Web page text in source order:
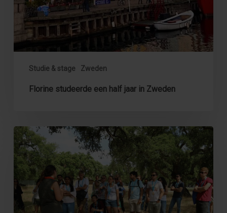
Studie & stage Zweden
Florine studeerde een half jaar in Zweden
Zomerschool
van
twee
weken
Portugal,
Spanje